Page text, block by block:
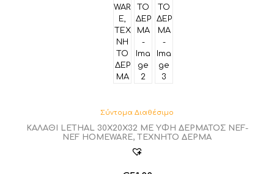
Σύντομα Διαθέσιμο
ΚΑΛΑΘΙ LETHAL 30X20X32 ΜΕ ΥΦΗ ΔΕΡΜΑΤΟΣ NEF-
NEF HOMEWARE, ΤΕΧΝΗΤΟ ΔΕΡΜΑ